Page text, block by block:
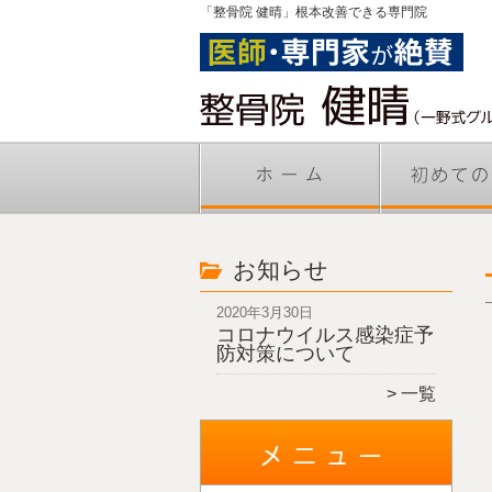
「整骨院 健晴」根本改善できる専門院
お知らせ
2020年3月30日
コロナウイルス感染症予
防対策について
一覧